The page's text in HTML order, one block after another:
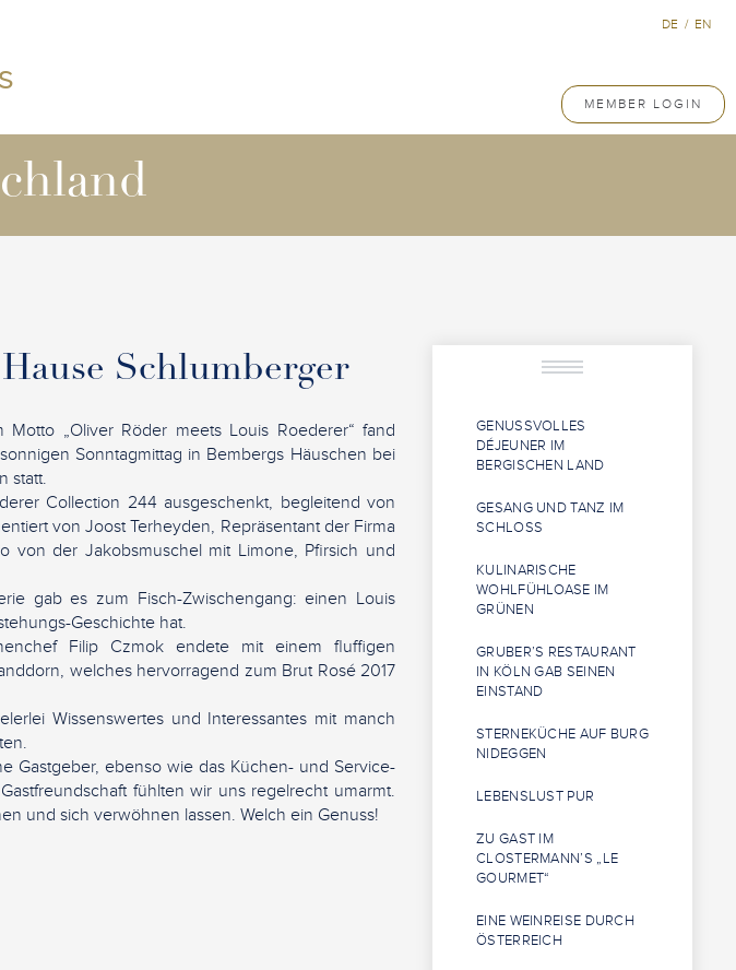
MEMBER LOGIN
DE / EN
Schlumberger
„Oliver Röder meets Louis Roederer“ fand
Sonntagmittag in Bembergs Häuschen bei
statt.
Collection 244 ausgeschenkt, begleitend von
von Joost Terheyden, Repräsentant der Firma
von der Jakobsmuschel mit Limone, Pfirsich und
gab es zum Fisch-Zwischengang: einen Louis
Geschichte hat.
Filip Czmok endete mit einem fluffigen
welches hervorragend zum Brut Rosé 2017
Wissenswertes und Interessantes mit manch
Gastgeber, ebenso wie das Küchen- und Service-
fühlten wir uns regelrecht umarmt.
und sich verwöhnen lassen. Welch ein Genuss!
GENUSSVOLLES
DÉJEUNER IM
BERGISCHEN LAND
GESANG UND TANZ IM
SCHLOSS
KULINARISCHE
WOHLFÜHLOASE IM
GRÜNEN
GRUBER’S RESTAURANT
IN KÖLN GAB SEINEN
EINSTAND
STERNEKÜCHE AUF BURG
NIDEGGEN
LEBENSLUST PUR
ZU GAST IM
CLOSTERMANN’S „LE
GOURMET“
EINE WEINREISE DURCH
ÖSTERREICH